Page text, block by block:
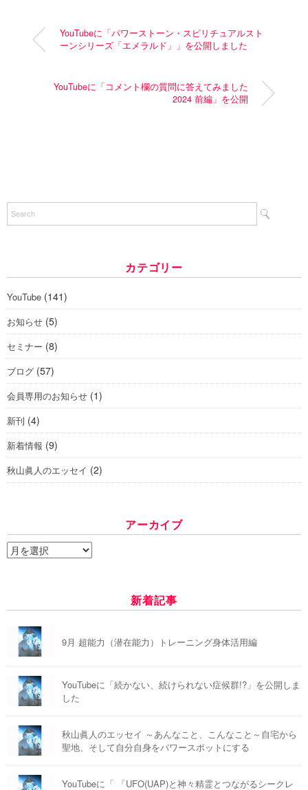
YouTubeに「パワーストーン・スピリチュアルスト
ーンシリーズ「エメラルド」」を公開しました
YouTubeに「コメント欄の質問に答えてみました
2024 前編」を公開
カテゴリー
YouTube (141)
お知らせ (5)
セミナー (8)
ブログ (57)
会員専用のお知らせ (1)
新刊 (4)
新着情報 (9)
秋山眞人のエッセイ (2)
アーカイブ
ア
ー
新着記事
9月 超能力（潜在能力）トレーニング身体活用編
YouTubeに「続かない、続けられない症候群!?」を公開しま
した
秋山眞人のエッセイ ～あんなこと、こんなこと～自宅から
聖地、そして自分自身をパワースポットにする
YouTubeに「 「UFO(UAP)と神々精霊とつながるシークレ